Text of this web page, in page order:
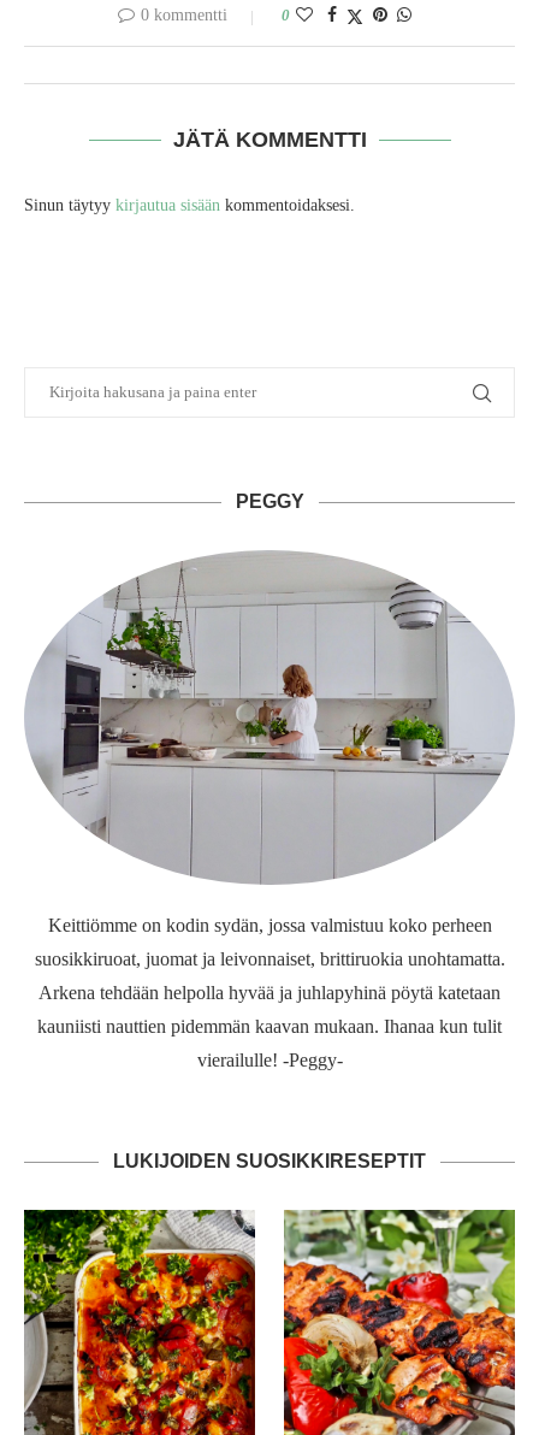
0 kommentti 0
JÄTÄ KOMMENTTI
Sinun täytyy kirjautua sisään kommentoidaksesi.
PEGGY
Keittiömme on kodin sydän, jossa valmistuu koko perheen
suosikkiruoat, juomat ja leivonnaiset, brittiruokia unohtamatta.
Arkena tehdään helpolla hyvää ja juhlapyhinä pöytä katetaan
kauniisti nauttien pidemmän kaavan mukaan. Ihanaa kun tulit
vierailulle! -Peggy-
LUKIJOIDEN SUOSIKKIRESEPTIT